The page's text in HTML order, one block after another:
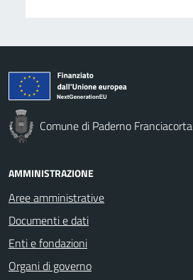
Comune di Paderno Franciacorta
AMMINISTRAZIONE
Aree amministrative
Documenti e dati
Enti e fondazioni
Organi di governo